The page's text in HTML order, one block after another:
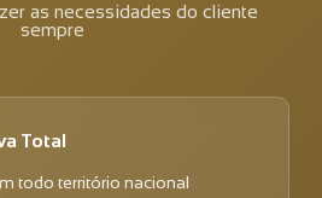
as necessidades do cliente
sempre
Total
todo território nacional